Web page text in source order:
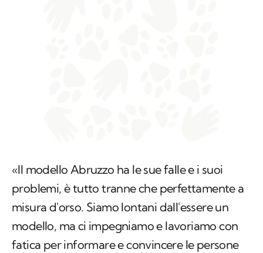
«Il modello Abruzzo ha le sue falle e i suoi
problemi, è tutto tranne che perfettamente a
misura d'orso. Siamo lontani dall'essere un
modello, ma ci impegniamo e lavoriamo con
fatica per informare e convincere le persone